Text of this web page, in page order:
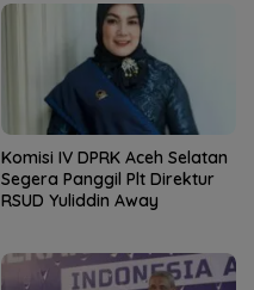
Komisi IV DPRK Aceh Selatan
Segera Panggil Plt Direktur
RSUD Yuliddin Away